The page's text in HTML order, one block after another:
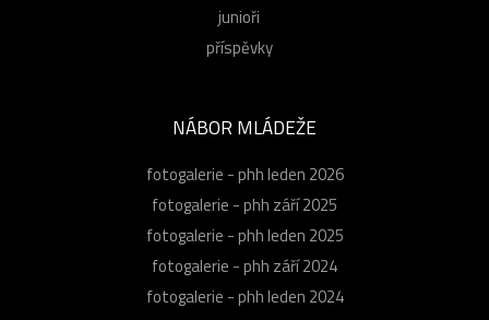
junioři
příspěvky
NÁBOR MLÁDEŽE
fotogalerie - phh leden 2026
fotogalerie - phh září 2025
fotogalerie - phh leden 2025
fotogalerie - phh září 2024
fotogalerie - phh leden 2024